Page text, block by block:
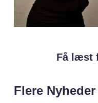
Få læst
Flere Nyheder